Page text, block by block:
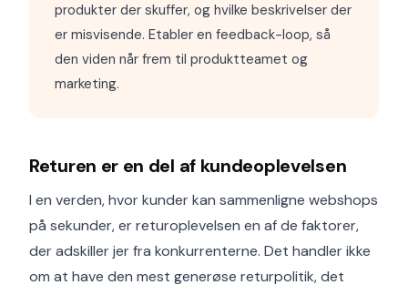
produkter der skuffer, og hvilke beskrivelser der
er misvisende. Etabler en feedback-loop, så
den viden når frem til produktteamet og
marketing.
Returen er en del af kundeoplevelsen
I en verden, hvor kunder kan sammenligne webshops
på sekunder, er returoplevelsen en af de faktorer,
der adskiller jer fra konkurrenterne. Det handler ikke
om at have den mest generøse returpolitik, det